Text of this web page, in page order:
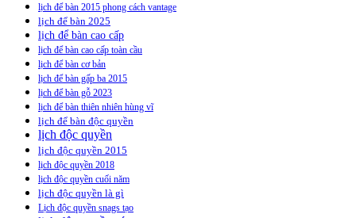
lịch để bàn 2015 phong cách vantage
lịch để bàn 2025
lịch để bàn cao cấp
lịch để bàn cao cấp toàn cầu
lịch để bàn cơ bản
lịch để bàn gấp ba 2015
lịch để bàn gỗ 2023
lịch để bàn thiên nhiên hùng vĩ
lịch để bàn độc quyền
lịch độc quyền
lịch độc quyền 2015
lịch độc quyền 2018
lịch độc quyền cuối năm
lịch độc quyền là gì
Lịch độc quyền snags tạo